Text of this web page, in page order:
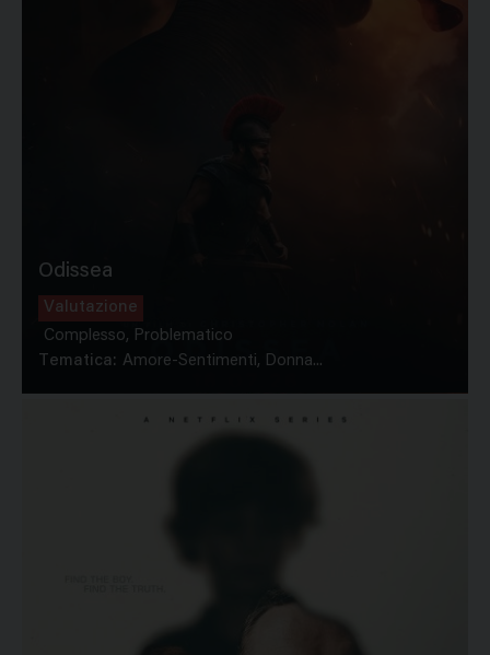
Odissea
Valutazione
Complesso, Problematico
Tematica: Amore-Sentimenti, Donna...